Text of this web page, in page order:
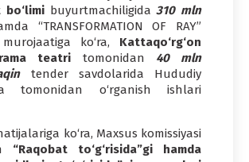
bo‘limibuyurtmachiligida310 mln
“TRANSFORMATION OF RAY”
murojaatiga ko‘ra, Kattaqo‘rg‘on
teatri tomonidan 40 mln
tender savdolarida Hududiy
tomonidan o‘rganish ishlari
ko‘ra, Maxsus komissiyasi
“Raqobat to‘g‘risida”gi hamda